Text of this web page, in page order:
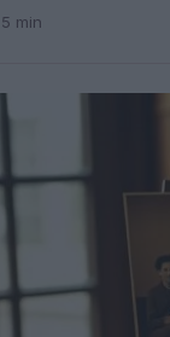
5 min